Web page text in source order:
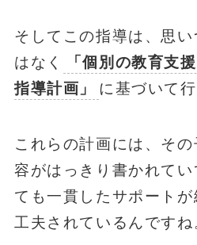
そしてこの指導は、思
はなく
「個別の教育支
指導計画」
に基づいて
これらの計画には、そ
容がはっきり書かれて
ても一貫したサポート
工夫されているんですね